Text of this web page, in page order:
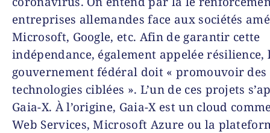
entreprises allemandes face aux sociétés
Microsoft, Google, etc. Afin de garantir cette
indépendance, également appelée résilience,
gouvernement fédéral doit « promouvoir des
technologies ciblées ». L’un de ces projets
Gaia-X. À l’origine, Gaia-X est un cloud
Web Services, Microsoft Azure ou la